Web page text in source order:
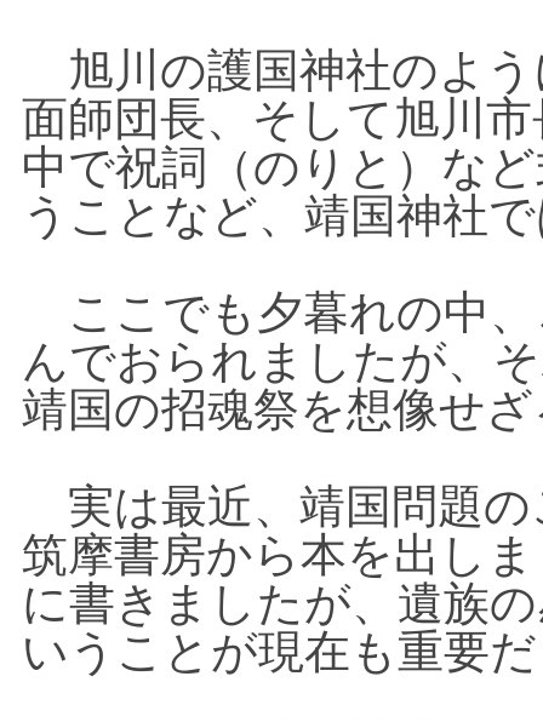
旭川の護国神社のよう
面師団長、そして旭川
中で祝詞（のりと）な
うことなど、靖国神社
ここでも夕暮れの中
んでおられましたが、
靖国の招魂祭を想像せ
実は最近、靖国問題
筑摩書房から本を出し
に書きましたが、遺族
いうことが現在も重要